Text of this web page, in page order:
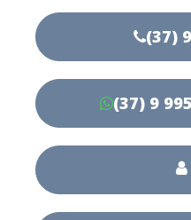
(37)
(37) 9